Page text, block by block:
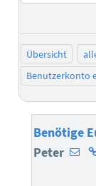
Übersicht
Benutzerkonto
Benötige
Peter E-